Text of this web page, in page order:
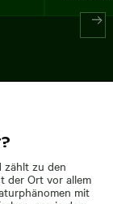
zählt zu den
der Ort vor allem
mit